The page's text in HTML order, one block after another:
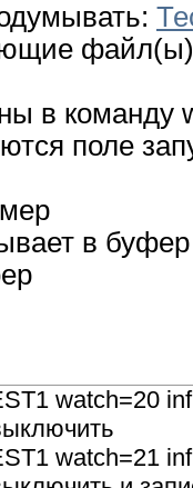
файл(ы)
в
поле
в буфер
watch=20
watch=21